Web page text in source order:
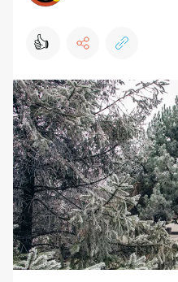
👍